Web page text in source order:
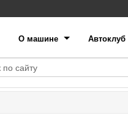
О машине Автоклуб